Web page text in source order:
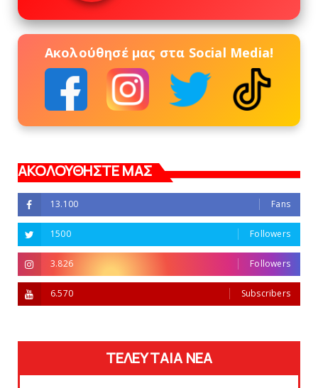
Ακολούθησέ μας στα Social Media!
ΑΚΟΛΟΥΘΗΣΤΕ ΜΑΣ
13.100 Fans
1500 Followers
3.826 Followers
6.570 Subscribers
ΤΕΛΕΥΤΑΙΑ ΝΕΑ